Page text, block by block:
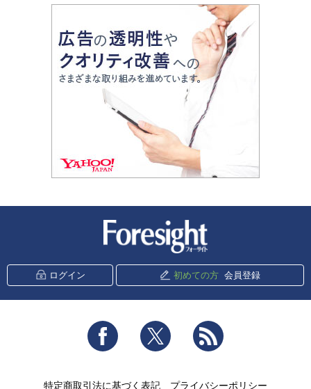
ログイン 初めての方 会員登録
Facebook Twitter
特定商取引法に基づく表記 プライバシーポリシー